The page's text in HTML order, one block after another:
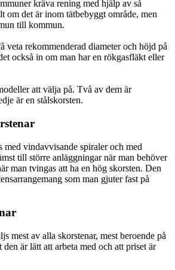
kräva rening med hjälp av så
om det är inom tätbebyggt område, men
till kommun.
veta rekommenderad diameter och höjd på
också in om man har en rökgasfläkt eller
att välja på. Två av dem är
är en stålskorsten.
med vindavvisande spiraler och med
till större anläggningar när man behöver
man tvingas att ha en hög skorsten. Den
som man gjuter fast på
mest av alla skorstenar, mest beroende på
är lätt att arbeta med och att priset är